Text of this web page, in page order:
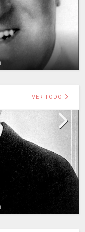
VER TODO